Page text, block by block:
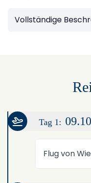
Vollständige
Tag 1:
Flug von